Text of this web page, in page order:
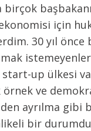
birçok
için
30 yıl önce
up ülkesi
örnek ve
ayrılma gibi
bir